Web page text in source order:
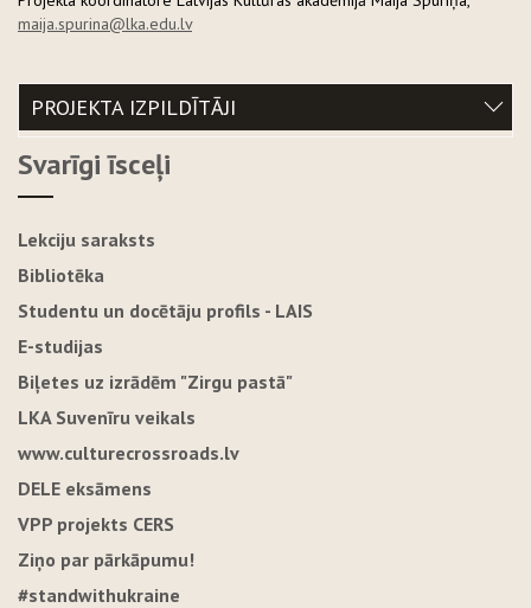
maija.spurina@lka.edu.lv
PROJEKTA IZPILDĪTĀJI
Svarīgi īsceļi
Lekciju saraksts
Bibliotēka
Studentu un docētāju profils - LAIS
E-studijas
Biļetes uz izrādēm "Zirgu pastā"
LKA Suvenīru veikals
www.culturecrossroads.lv
DELE eksāmens
VPP projekts CERS
Ziņo par pārkāpumu!
#standwithukraine